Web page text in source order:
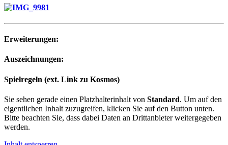
Erweiterungen:
Auszeichnungen:
Spielregeln (ext. Link zu Kosmos)
Sie sehen gerade einen Platzhalterinhalt von Standard. Um auf den
eigentlichen Inhalt zuzugreifen, klicken Sie auf den Button unten.
Bitte beachten Sie, dass dabei Daten an Drittanbieter weitergegeben
werden.